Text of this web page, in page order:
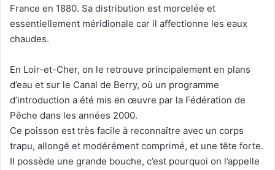
France en 1880. Sa distribution est morcelée et
essentiellement méridionale car il affectionne les eaux
chaudes.
En Loir-et-Cher, on le retrouve principalement en plans
d’eau et sur le Canal de Berry, où un programme
d’introduction a été mis en œuvre par la Fédération de
Pêche dans les années 2000.
Ce poisson est très facile à reconnaître avec un corps
trapu, allongé et modérément comprimé, et une tête forte.
Il possède une grande bouche, c’est pourquoi on l’appelle